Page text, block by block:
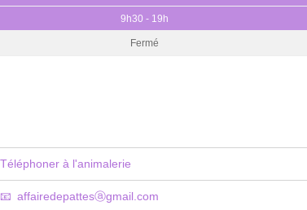
9h30 - 19h
Fermé
Téléphoner à l'animalerie
affairedepattesⓐgmail.com